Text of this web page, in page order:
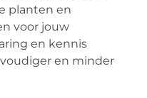
planten en
voor jouw
en kennis
en minder